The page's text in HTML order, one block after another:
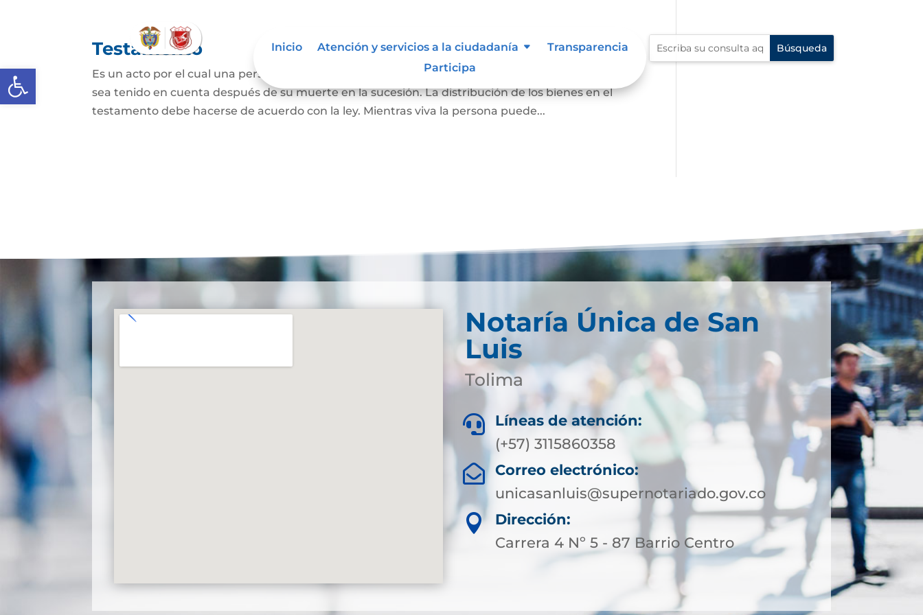
Abrir barra de herramientas
Inicio Atención y servicios a la ciudadanía
Transparencia
Participa
Testamento
Es un acto por el cual una persona dispone de todos o de una parte de sus bienes, para que así
sea tenido en cuenta después de su muerte en la sucesión. La distribución de los bienes en el
testamento debe hacerse de acuerdo con la ley. Mientras viva la persona puede...
Notaría Única de San
Luis
Tolima

Líneas de atención:
(+57) 3115860358

Correo electrónico:
unicasanluis@supernotariado.gov.co

Dirección:
Carrera 4 Nº 5 - 87 Barrio Centro